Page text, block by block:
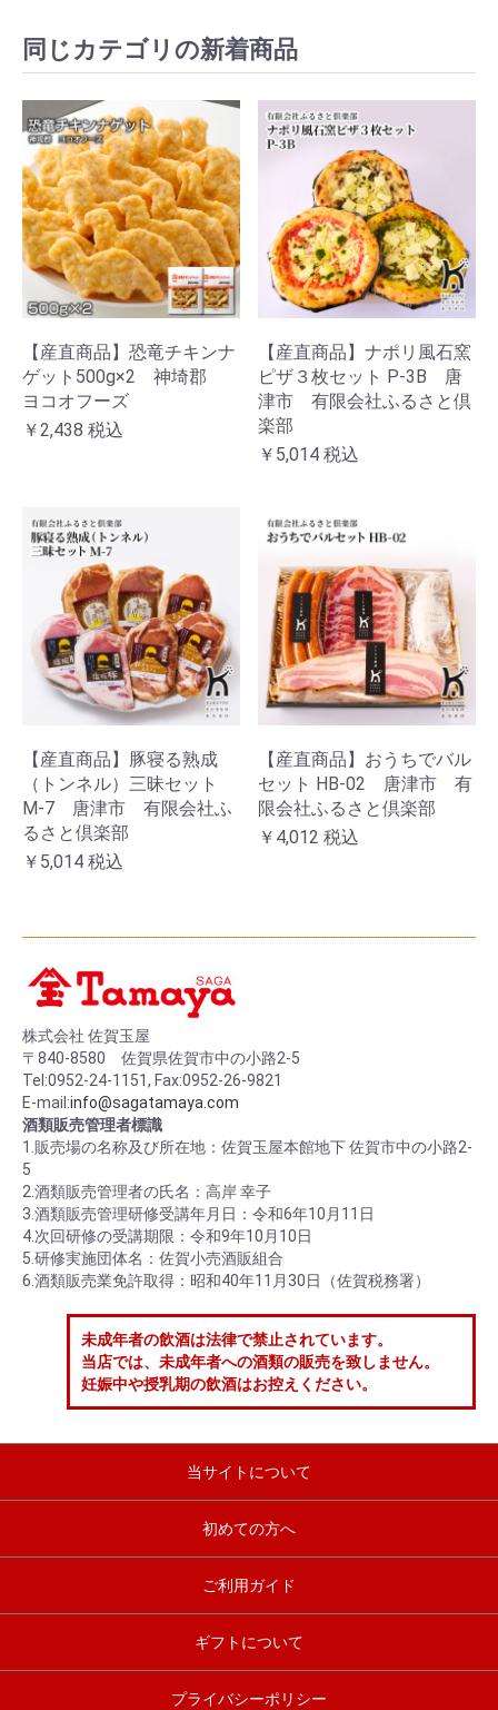
お買い物を続ける カートへ進む
同じカテゴリの新着商品
【産直商品】恐竜チキンナ
ゲット500g×2 神埼郡
ヨコオフーズ
￥2,438 税込
【産直商品】ナポリ風石窯
ピザ３枚セット P-3B 唐
津市 有限会社ふるさと倶
楽部
￥5,014 税込
【産直商品】豚寝る熟成
（トンネル）三昧セット
M-7 唐津市 有限会社ふ
るさと倶楽部
￥5,014 税込
【産直商品】おうちでバル
セット HB-02 唐津市 有
限会社ふるさと倶楽部
￥4,012 税込
株式会社 佐賀玉屋
〒840-8580 佐賀県佐賀市中の小路2-5
Tel:0952-24-1151, Fax:0952-26-9821
E-mail:info@sagatamaya.com
酒類販売管理者標識
1.販売場の名称及び所在地：佐賀玉屋本館地下 佐賀市中の小路2-
5
2.酒類販売管理者の氏名：高岸 幸子
3.酒類販売管理研修受講年月日：令和6年10月11日
4.次回研修の受講期限：令和9年10月10日
5.研修実施団体名：佐賀小売酒販組合
6.酒類販売業免許取得：昭和40年11月30日（佐賀税務署）
未成年者の飲酒は法律で禁止されています。
当店では、未成年者への酒類の販売を致しません。
妊娠中や授乳期の飲酒はお控えください。
当サイトについて
初めての方へ
ご利用ガイド
ギフトについて
プライバシーポリシー